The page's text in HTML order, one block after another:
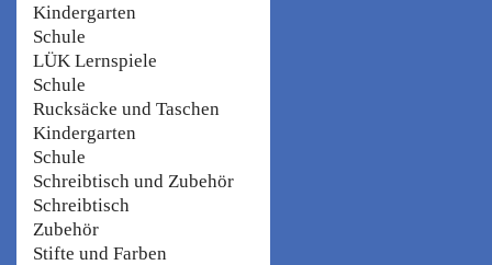
Kindergarten
Schule
LÜK Lernspiele
Schule
Rucksäcke und Taschen
Kindergarten
Schule
Schreibtisch und Zubehör
Schreibtisch
Zubehör
Stifte und Farben